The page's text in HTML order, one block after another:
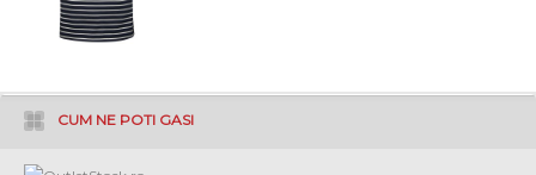
CUM NE POTI GASI